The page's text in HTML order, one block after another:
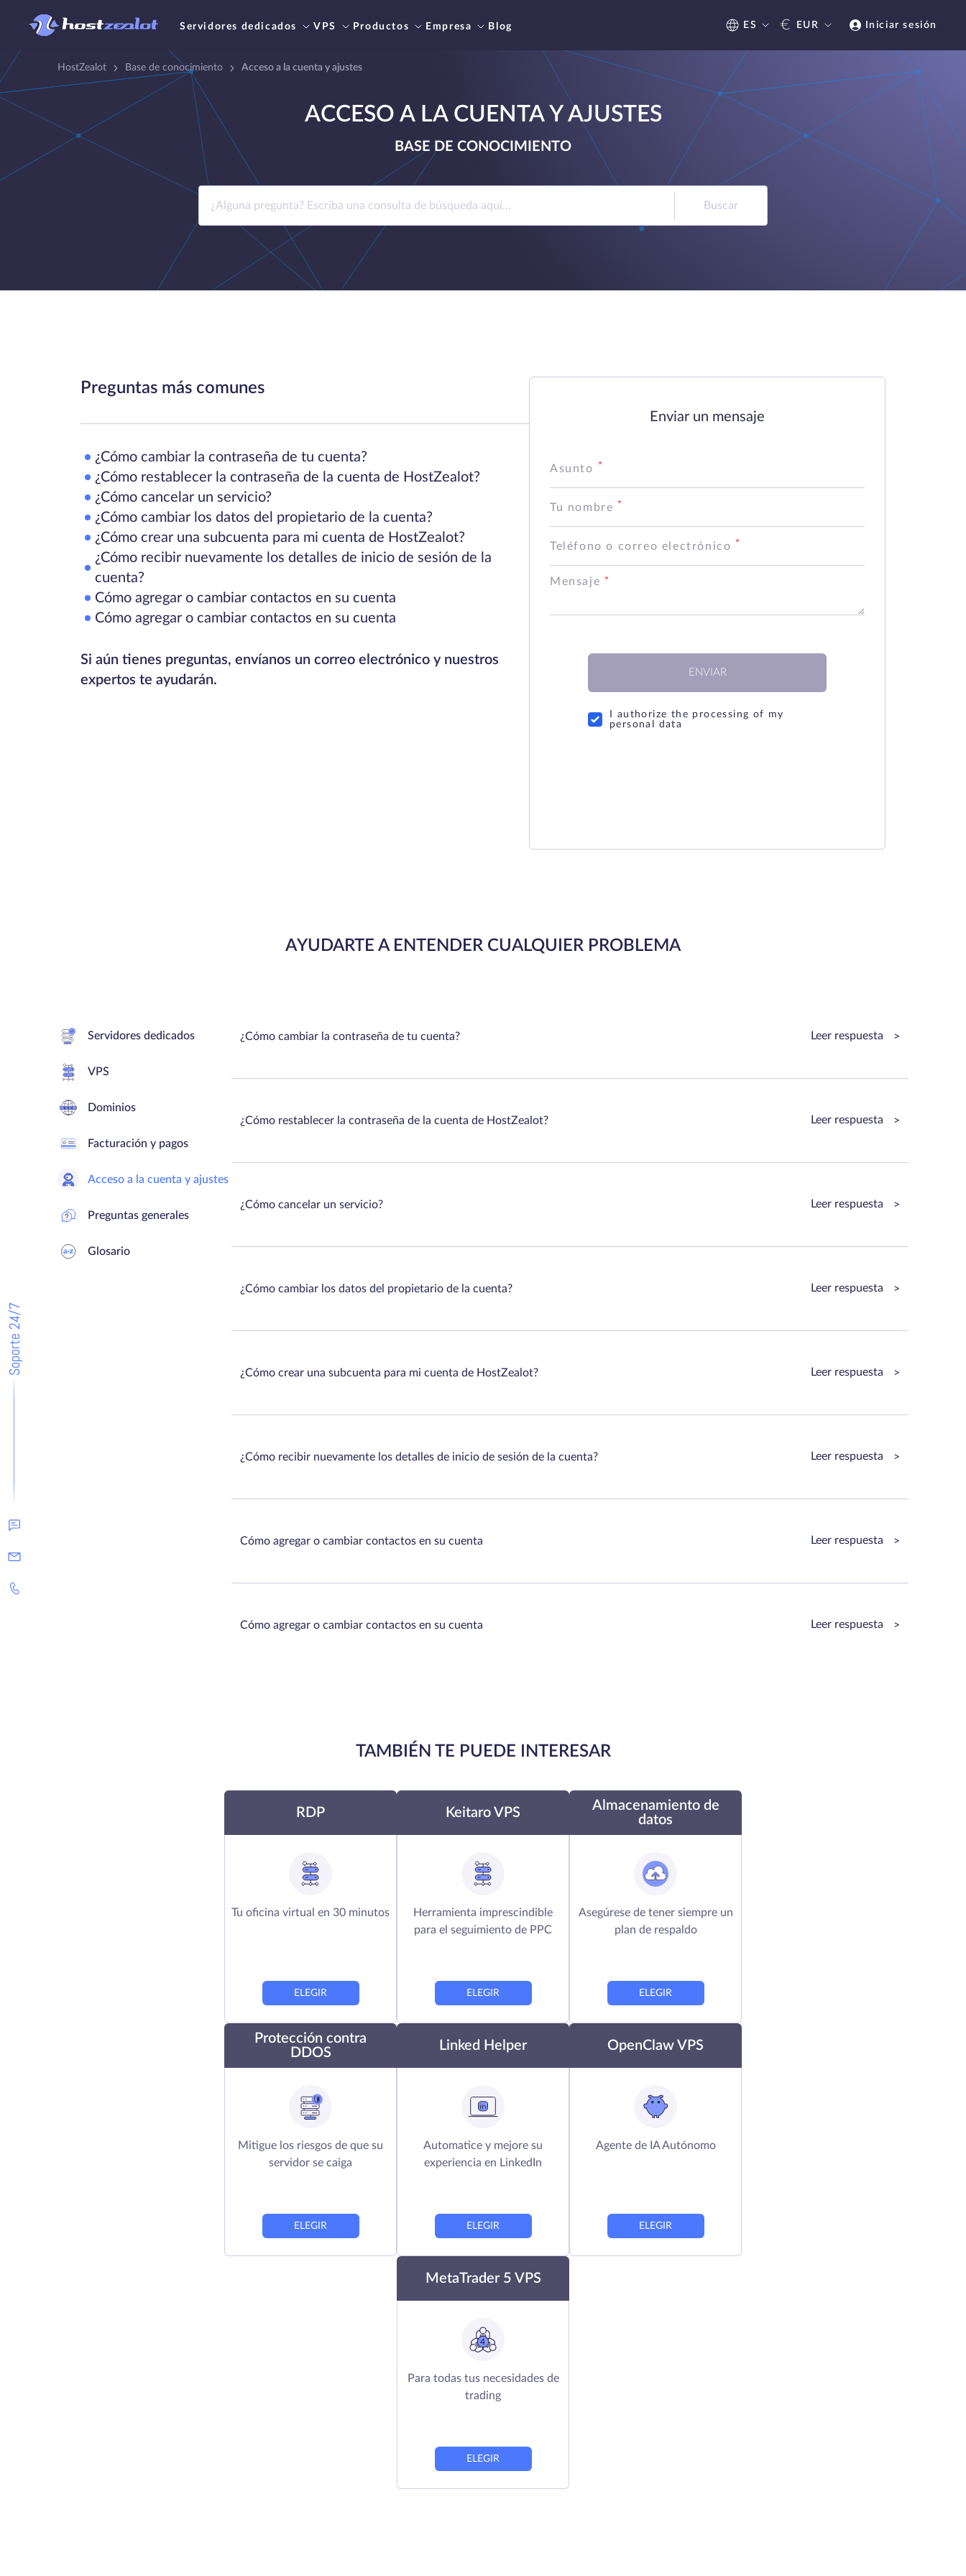
Servidores dedicados VPS Productos Empresa Blog ES € EUR Iniciar sesión
Soporte 24/7
HostZealot Base de conocimiento Acceso a la cuenta y ajustes
ACCESO A LA CUENTA Y AJUSTES
BASE DE CONOCIMIENTO
Buscar
Preguntas más comunes
¿Cómo cambiar la contraseña de tu cuenta?
¿Cómo restablecer la contraseña de la cuenta de HostZealot?
¿Cómo cancelar un servicio?
¿Cómo cambiar los datos del propietario de la cuenta?
¿Cómo crear una subcuenta para mi cuenta de HostZealot?
¿Cómo recibir nuevamente los detalles de inicio de sesión de la
cuenta?
Cómo agregar o cambiar contactos en su cuenta
Cómo agregar o cambiar contactos en su cuenta
Si aún tienes preguntas, envíanos un correo electrónico y nuestros
expertos te ayudarán.
Enviar un mensaje
Asunto
Tu nombre
Teléfono o correo electrónico
Mensaje
ENVIAR
I authorize the processing of my
personal data
AYUDARTE A ENTENDER CUALQUIER PROBLEMA
Servidores dedicados
VPS
Dominios
Facturación y pagos
Acceso a la cuenta y ajustes
Preguntas generales
Glosario
¿Cómo cambiar la contraseña de tu cuenta? Leer respuesta >
¿Cómo restablecer la contraseña de la cuenta de HostZealot? Leer respuesta >
¿Cómo cancelar un servicio? Leer respuesta >
¿Cómo cambiar los datos del propietario de la cuenta? Leer respuesta >
¿Cómo crear una subcuenta para mi cuenta de HostZealot? Leer respuesta >
¿Cómo recibir nuevamente los detalles de inicio de sesión de la cuenta? Leer respuesta >
Cómo agregar o cambiar contactos en su cuenta Leer respuesta >
Cómo agregar o cambiar contactos en su cuenta Leer respuesta >
TAMBIÉN TE PUEDE INTERESAR
RDP
Tu oficina virtual en 30 minutos
ELEGIR
Keitaro VPS
Herramienta imprescindible
para el seguimiento de PPC
ELEGIR
Almacenamiento de
datos
Asegúrese de tener siempre un
plan de respaldo
ELEGIR
Protección contra
DDOS
Mitigue los riesgos de que su
servidor se caiga
ELEGIR
Linked Helper
Automatice y mejore su
experiencia en LinkedIn
ELEGIR
OpenClaw VPS
Agente de IA Autónomo
ELEGIR
MetaTrader 5 VPS
Para todas tus necesidades de
trading
ELEGIR